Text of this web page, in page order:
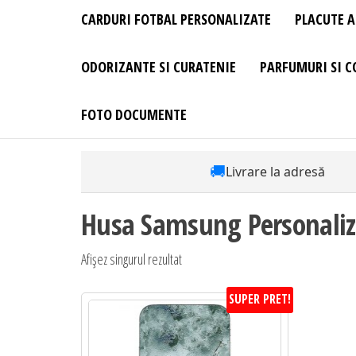
CARDURI FOTBAL PERSONALIZATE PLACUTE
ODORIZANTE SI CURATENIE PARFUMURI SI
FOTO DOCUMENTE
🚚Livrare la adresă
Husa Samsung
Afișez singurul rezultat
SUPER PRET!